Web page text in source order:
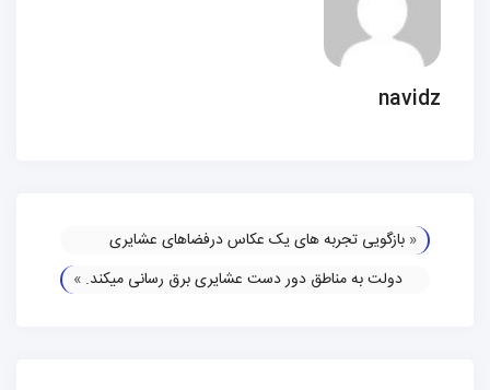
navidz
« بازگویی تجربه های یک عکاس درفضاهای عشایری
دولت به مناطق دور دست عشایری برق رسانی میکند. »